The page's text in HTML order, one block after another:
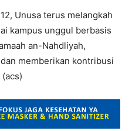
Unusa terus melangkah
kampus unggul berbasis
an-Nahdliyah,
memberikan kontribusi